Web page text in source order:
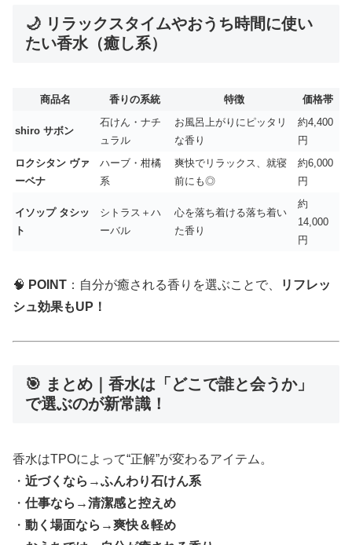
🌙 リラックスタイムやおうち時間に使い
たい香水（癒し系）
商品名 香りの系統 特徴 価格帯
shiro サボン
石けん・ナチ
ュラル
お風呂上がりにピッタリ
な香り
約4,400
円
ロクシタン ヴァ
ーベナ
ハーブ・柑橘
系
爽快でリラックス、就寝
前にも◎
約6,000
円
イソップ タシッ
ト
シトラス＋ハ
ーバル
心を落ち着ける落ち着い
た香り
約
14,000
円
🧠 POINT ：自分が癒される香りを選ぶことで、
リフレッ
シュ効果もUP！
🎯 まとめ｜香水は「どこで誰と会うか」
で選ぶのが新常識！
香水はTPOによって“正解”が変わるアイテム。
・ 近づくなら→ふんわり石けん系
・ 仕事なら→清潔感と控えめ
・ 動く場面なら→爽快＆軽め